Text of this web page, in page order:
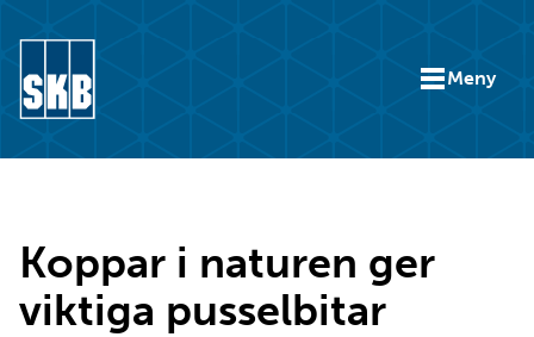
Meny
Koppar i naturen ger
viktiga pusselbitar